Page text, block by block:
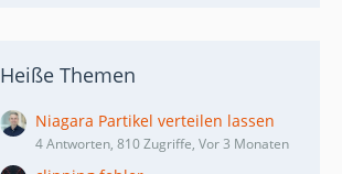
Heiße Themen
Niagara Partikel verteilen lassen
4 Antworten, 810 Zugriffe, Vor 3 Monaten